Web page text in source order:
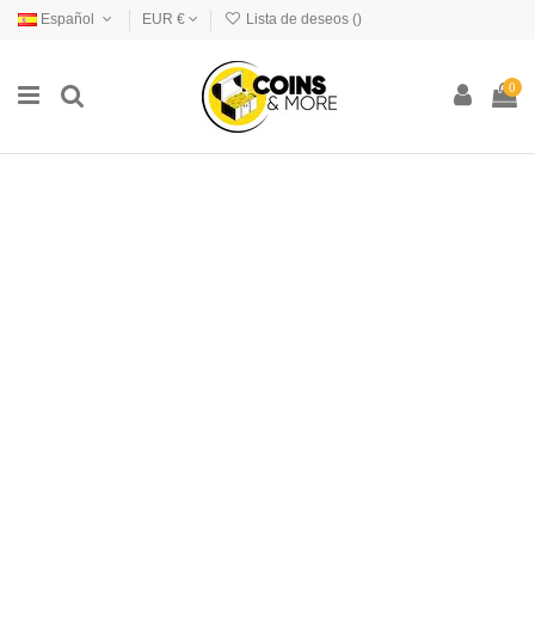
Español EUR € Lista de deseos ()
0